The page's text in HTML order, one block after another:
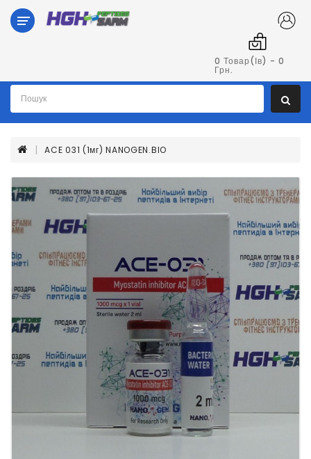
Категорії
Пептиди
0 Товар(ів) - 0
Грн.
ACE 031 (1мг) NANOGEN.BIO